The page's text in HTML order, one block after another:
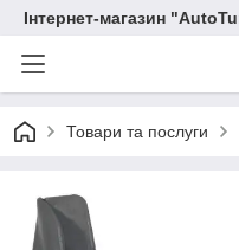
Інтернет-магазин
Товари та послуги